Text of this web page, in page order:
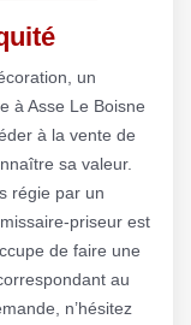
un
à Asse Le Boisne
à la vente de
sa valeur.
régie par un
priseur est
de faire une
au
n’hésitez